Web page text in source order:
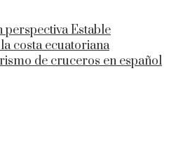
Estable
costa ecuatoriana
de cruceros en español